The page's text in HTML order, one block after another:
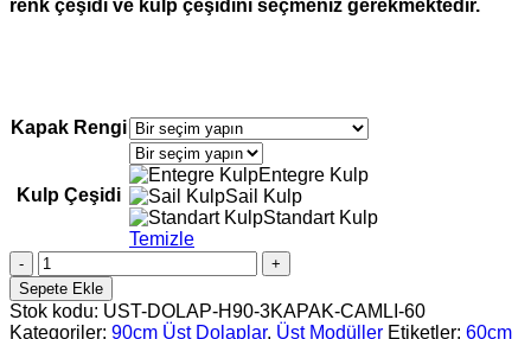
₺6.450,00
renk çeşidi ve kulp çeşidini seçmeniz gerekmektedir.
Kapak Rengi
Kulp Çeşidi
Entegre Kulp
Sail Kulp
Standart Kulp
Temizle
60cm
Camlı
3
Kapaklı
Sepete Ekle
Stok kodu: UST-DOLAP-H90-3KAPAK-CAMLI-60
Kategoriler: 90cm Üst Dolaplar, Üst Modüller Etiketler: 60cm